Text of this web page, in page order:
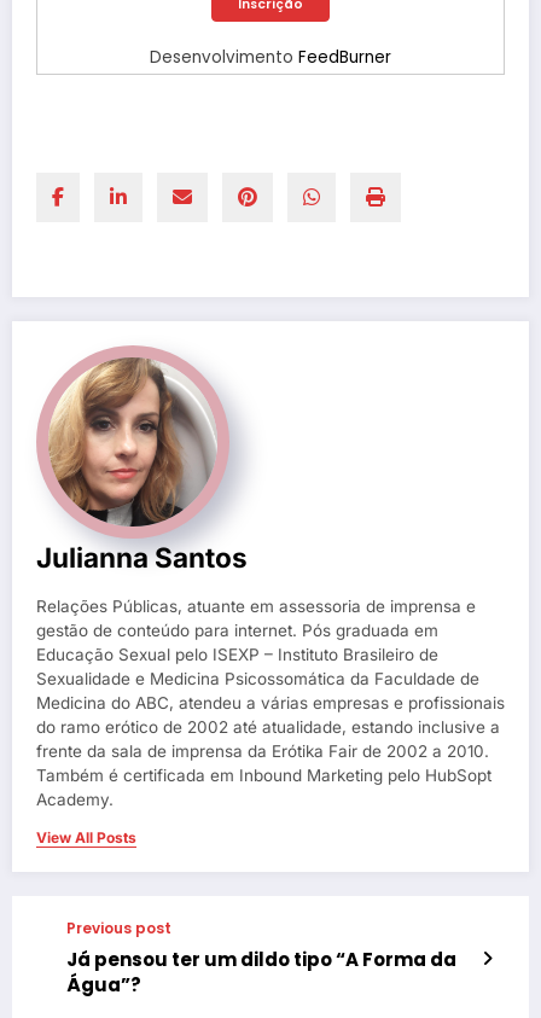
Desenvolvimento FeedBurner
Julianna Santos
Relações Públicas, atuante em assessoria de imprensa e
gestão de conteúdo para internet. Pós graduada em
Educação Sexual pelo ISEXP – Instituto Brasileiro de
Sexualidade e Medicina Psicossomática da Faculdade de
Medicina do ABC, atendeu a várias empresas e profissionais
do ramo erótico de 2002 até atualidade, estando inclusive a
frente da sala de imprensa da Erótika Fair de 2002 a 2010.
Também é certificada em Inbound Marketing pelo HubSopt
Academy.
View All Posts
Previous post
Já pensou ter um dildo tipo “A Forma da
Água”?